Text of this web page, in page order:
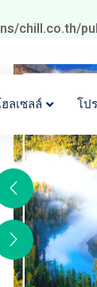
chill.co.th/
ลเซลล์ โป